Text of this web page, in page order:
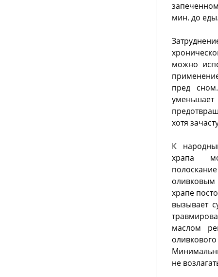
мин. до
можно
пред
хотя
К
храпа
храпе
вызывает
маслом
не